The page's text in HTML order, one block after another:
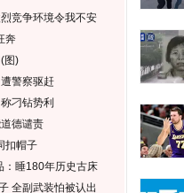
竞争环境令我不安
奔
图)
警察驱赶
刁钻势利
德谴责
扣帽子
：睡180年历史古床
全副武装怕被认出